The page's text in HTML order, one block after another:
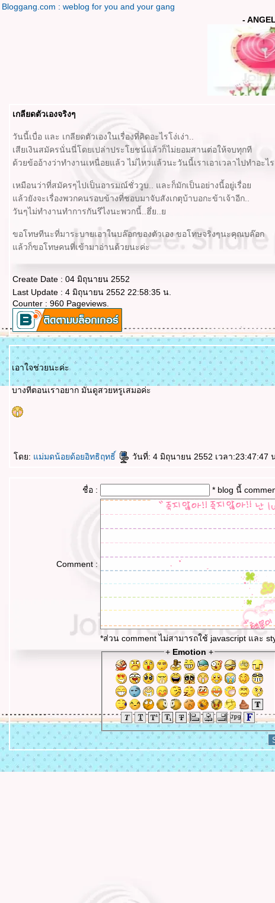
Bloggang.com : weblog for you and your gang
-
เกลียดตัวเองจริงๆ
วันนี้เบื่อ และ เกลียดตัวเองในเรื่องที่คิดอะไรโง่เง่า..
เสียเงินสมัครนั่นนี่โดยเปล่าประโยชน์แล้วก็ไม่ยอมสานต่อให้จบทุกที
ด้วยข้ออ้างว่าทำงานเหนื่อยแล้ว ไม่ไหวแล้วนะวันนี้เราเอาเวลาไปทำอะ
เหมือนว่าที่สมัครๆไปเป็นอารมณ์ชั่ววูบ.. และก็มักเป็นอย่างนี้อยู่เรื่อ
ล้วยังจะเรื่องพวกคนรอบข้างที่ชอบมาจับสังเกตุบ้าบอกะข้าเจ้าอีก..
วันๆไม่ทำงานทำการกันรึไงนะพวกนี้..ฮึ่ย..
ขอโทษทีนะที่มาระบายเอาในบล๊อกของตัวเอง ขอโทษจริงๆนะคุณบล๊อก
ล้วก็ขอโทษคนที่เข้ามาอ่านด้วยนะค่ะ
Create Date : 04 มิถุนายน 2552
Last Update : 4 มิถุนายน 2552 22:58:35 น.
Counter : 960 Pageviews.
เอาใจช่วยนะค่ะ
บางทีตอนเราอยาก มันดูสวยหรูเสมอค่ะ
ดย: ม่มดน้อยด้อยอิทธิฤทธิ์ วันที่: 4 มิถุนายน 2552 เวลา:23:47:47
ชื่อ : * blog นี้
Comment :
*ส่วน comment ไม่สามารถใช้ javascript และ
+Emotion+